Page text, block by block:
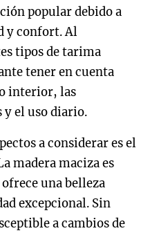
popular debido a
y confort. Al
tipos de tarima
tener en cuenta
interior, las
el uso diario.
a considerar es el
madera maciza es
una belleza
excepcional. Sin
a cambios de